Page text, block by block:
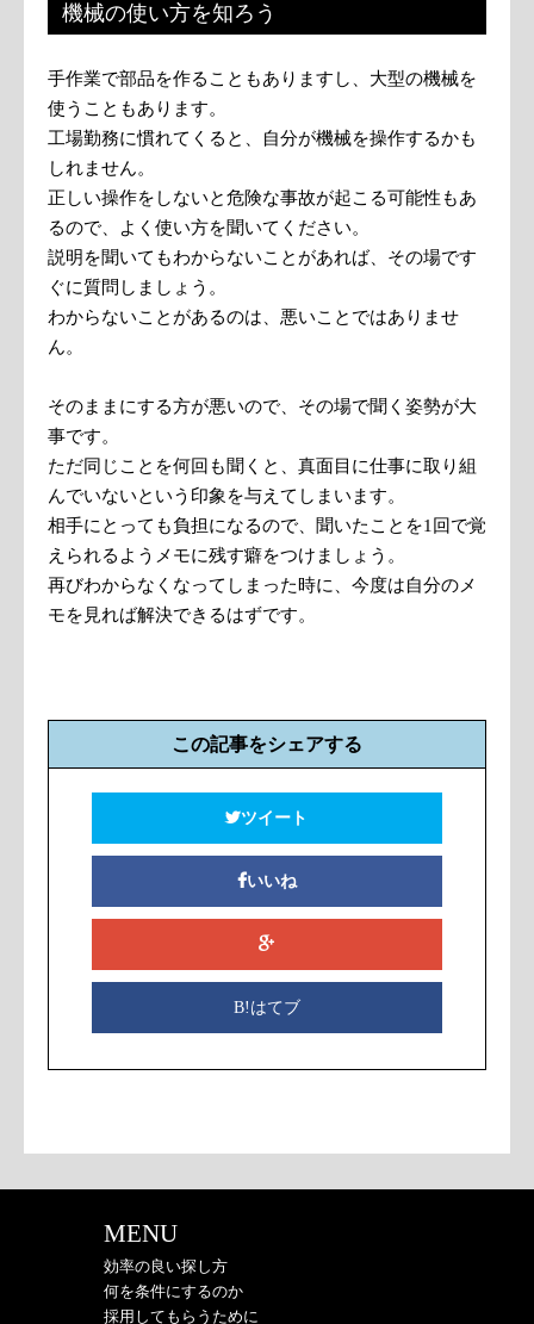
機械の使い方を知ろう
手作業で部品を作ることもありますし、大型の機械を
使うこともあります。
工場勤務に慣れてくると、自分が機械を操作するかも
しれません。
正しい操作をしないと危険な事故が起こる可能性もあ
るので、よく使い方を聞いてください。
説明を聞いてもわからないことがあれば、その場です
ぐに質問しましょう。
わからないことがあるのは、悪いことではありませ
ん。
そのままにする方が悪いので、その場で聞く姿勢が大
事です。
ただ同じことを何回も聞くと、真面目に仕事に取り組
んでいないという印象を与えてしまいます。
相手にとっても負担になるので、聞いたことを1回で覚
えられるようメモに残す癖をつけましょう。
再びわからなくなってしまった時に、今度は自分のメ
モを見れば解決できるはずです。
この記事をシェアする
ツイート
いいね
B!はてブ
MENU
効率の良い探し方
何を条件にするのか
採用してもらうために